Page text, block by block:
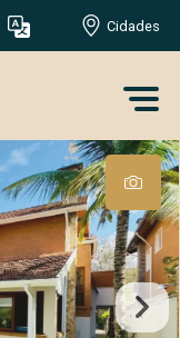
Cidades